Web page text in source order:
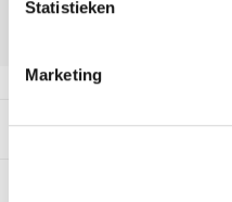
Statistieken
Marketing
Beschrijving